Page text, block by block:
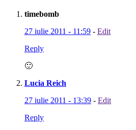
timebomb
27 iulie 2011 - 11:59 - Edit
Reply
🙂
Lucia Reich
27 iulie 2011 - 13:39 - Edit
Reply